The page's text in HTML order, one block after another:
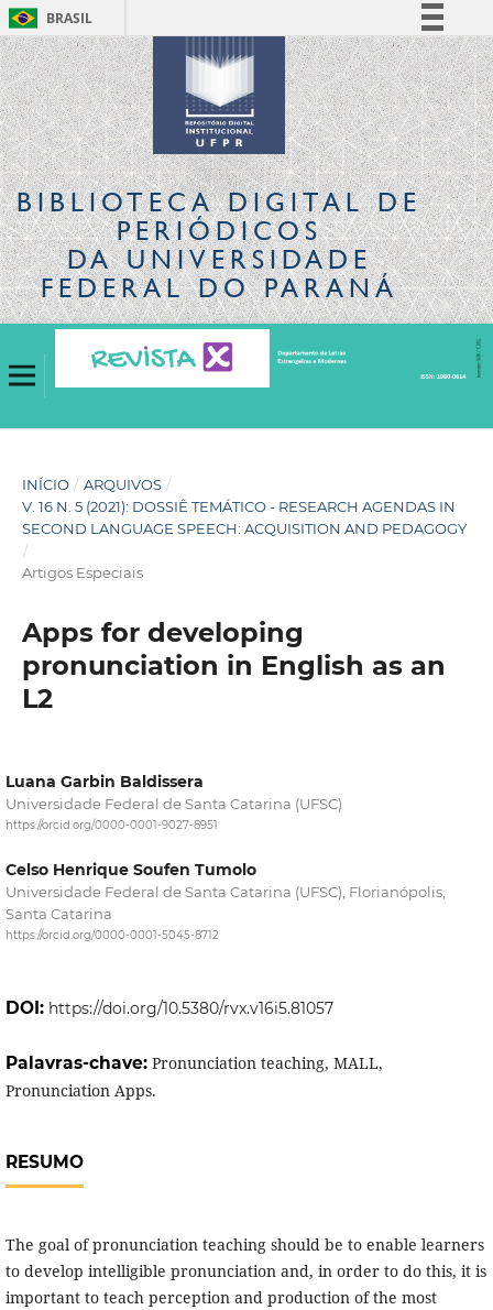
BRASIL
Simplifique!
Comunica BR
Participe
Acesso à informação
Legislação
Canais
BIBLIOTECA DIGITALDE
PERIÓDICOS
DA UNIVERSIDADE
FEDERAL DO PARANÁ
INÍCIO / ARQUIVOS /
V. 16 N. 5 (2021): DOSSIÊ TEMÁTICO - RESEARCH AGENDAS IN
SECOND LANGUAGE SPEECH: ACQUISITION AND PEDAGOGY
/
Artigos Especiais
Apps for developing
pronunciation in English as an
L2
Luana Garbin Baldissera
Universidade Federal de Santa Catarina (UFSC)
https://orcid.org/0000-0001-9027-8951
Celso Henrique Soufen Tumolo
Universidade Federal de Santa Catarina (UFSC), Florianópolis,
Santa Catarina
https://orcid.org/0000-0001-5045-8712
DOI: https://doi.org/10.5380/rvx.v16i5.81057
Palavras-chave: Pronunciation teaching, MALL,
Pronunciation Apps.
RESUMO
The goal of pronunciation teaching should be to enable learners
to develop intelligible pronunciation and, in order to do this, it is
important to teach perception and production of the most